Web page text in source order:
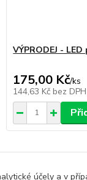
VÝPRODEJ -
175,00 Kč/ks
144,63 Kč bez DPH
účely a v